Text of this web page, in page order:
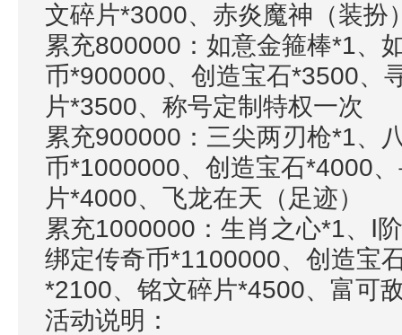
文碎片*3000、赤炎魔神（装
累充800000：如意金箍棒*1、
币*900000、创造宝石*3500、
片*3500、称号定制特权一次
累充900000：三尖两刃枪*1、
币*1000000、创造宝石*4000
片*4000、飞龙在天（足迹）
累充1000000：生肖之心*1、Ⅰ
绑定传奇币*1100000、创造宝
*2100、铭文碎片*4500、富可
活动说明：